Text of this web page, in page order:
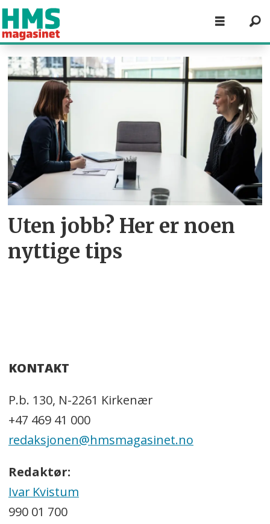
Tag:
døgnrytme
Uten jobb? Her er noen
nyttige tips
KONTAKT
P.b. 130, N-2261 Kirkenær
+47 469 41 000
redaksjonen@hmsmagasinet.no
Redaktør:
Ivar Kvistum
990 01 700